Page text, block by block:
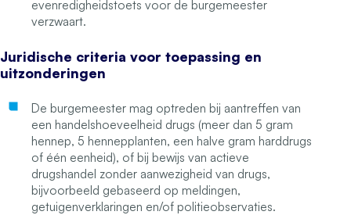
evenredigheidstoets voor de burgemeester
verzwaart.
Juridische criteria voor toepassing en
uitzonderingen
De burgemeester mag optreden bij aantreffen van
een handelshoeveelheid drugs (meer dan 5 gram
hennep, 5 hennepplanten, een halve gram harddrugs
of één eenheid), of bij bewijs van actieve
drugshandel zonder aanwezigheid van drugs,
bijvoorbeeld gebaseerd op meldingen,
getuigenverklaringen en/of politieobservaties.